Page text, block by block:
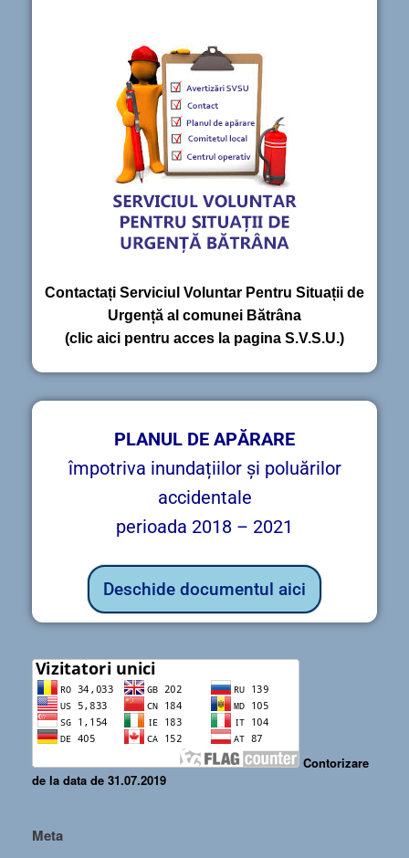
Contactați Serviciul Voluntar Pentru Situații de
Urgență al comunei Bătrâna
(clic aici pentru acces la pagina S.V.S.U.)
PLANUL DE APĂRARE
împotriva inundațiilor și poluărilor
accidentale
perioada 2018 – 2021
Deschide documentul aici
Contorizare
de la data de 31.07.2019
Meta